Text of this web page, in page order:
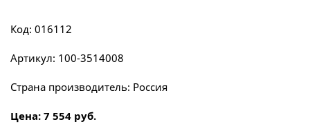
Код: 016112
Артикул: 100-3514008
Страна производитель: Россия
Цена: 7 554 руб.